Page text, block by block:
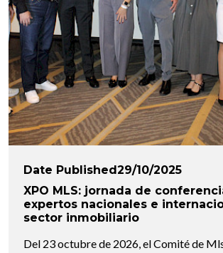
Date Published29/10/2025
XPO MLS: jornada de
expertos nacionales e
sector inmobiliario
Del 23 octubre de 2026, el Comité de